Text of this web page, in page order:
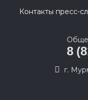
Контакты пресс-
8
г.